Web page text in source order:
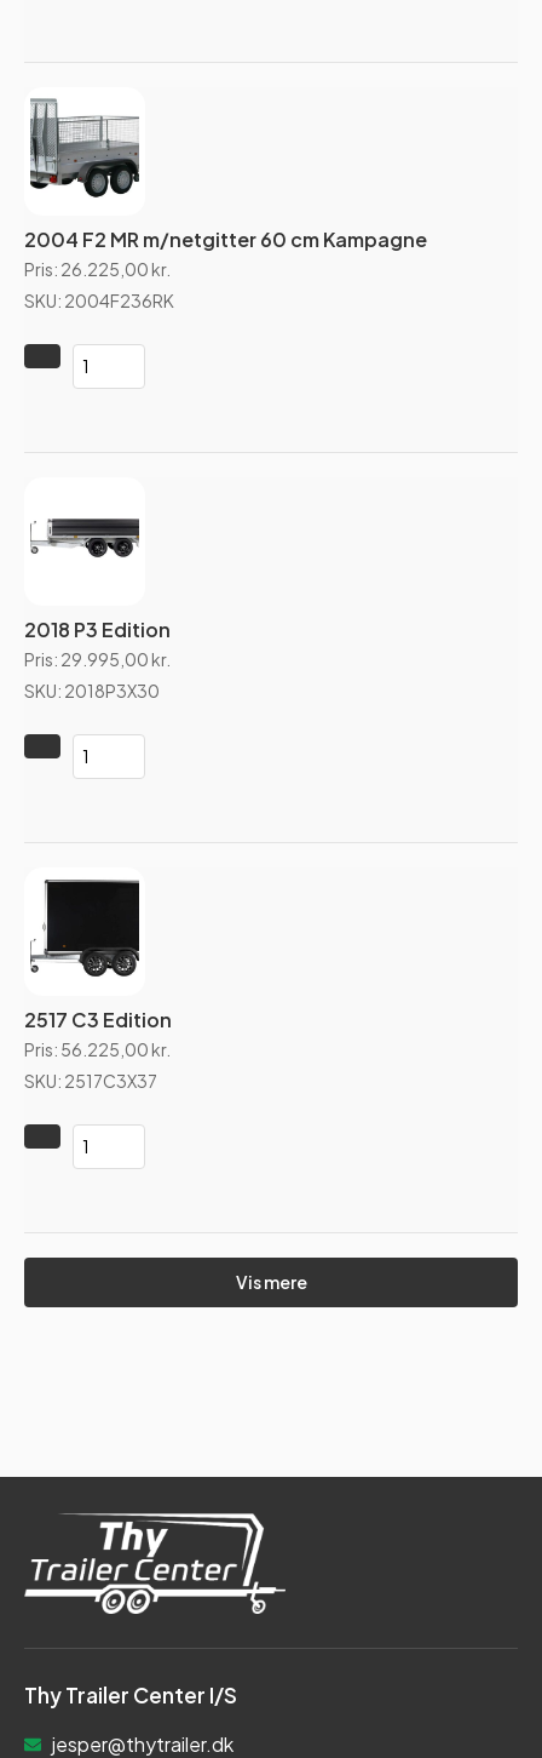
2004 F2 MR m/netgitter 60 cm Kampagne
Pris: 26.225,00 kr.
SKU: 2004F236RK
2018 P3 Edition
Pris: 29.995,00 kr.
SKU: 2018P3X30
2517 C3 Edition
Pris: 56.225,00 kr.
SKU: 2517C3X37
Vis mere
Thy Trailer Center I/S
jesper@thytrailer.dk